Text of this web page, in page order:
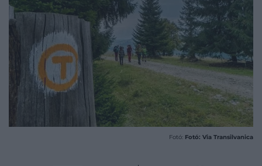
Fotó: Fotó: Via Transilvanica